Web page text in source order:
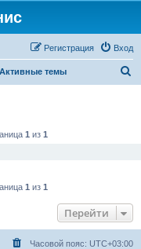
Вход
Регистрация
Активные темы
1 из 1
1 из 1
Перейти
Часовой пояс: UTC+03:00